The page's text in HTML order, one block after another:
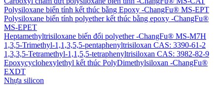
Polysiloxane biến tính kết thúc bằng Epoxy -ChangFu® MS-EPT
Polysiloxane biến tính polyether kết thúc bằng epoxy -ChangFu®
MS-EPET
Heptamethyltrisiloxane biến đổi polyether -ChangFu® MS-M7H
1,3,5-Trimethyl-1,1,3,5,5-pentaphenyltrisiloxan CAS: 3390-61-2
1,3,3,5-Tetramethyl-1,1,5,5-tetraphenyltrisiloxan CAS: 3982-82-9
Epoxycyclohexylethyl kết thúc PolyDimethylsiloxan -ChangFu®
EXDT
Nhựa silicon